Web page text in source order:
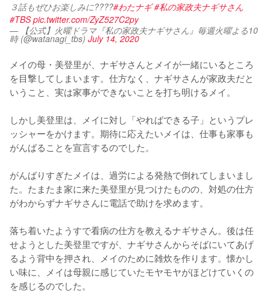
３話もぜひお楽しみに????#わたナギ #私の家政夫ナギサさん
#TBS pic.twitter.com/ZyZ527C2py
— 【公式】火曜ドラマ『私の家政夫ナギサさん』毎週火曜よる10
時 (@watanagi_tbs) July 14, 2020
メイの母・美登里が、ナギサさんとメイが一緒にいるところ
を目撃してしまいます。仕方なく、ナギサさんが家政夫だと
いうこと、実は家事ができないことを打ち明けるメイ。
しかし美登里は、メイに対し「やればできる子」というプレ
ッシャーをかけます。期待に応えたいメイは、仕事も家事も
がんばることを宣言するのでした。
がんばりすぎたメイは、過労による発熱で倒れてしまいまし
た。たまたま家に来た美登里が見つけたものの、対処の仕方
がわからずナギサさんに電話で助けを求めます。
落ち着いたようすで看病の仕方を教えるナギサさん。後は任
せようとした美登里ですが、ナギサさんからそばにいてあげ
るよう背中を押され、メイのために雑炊を作ります。懐かし
い味に、メイは母親に感じていたモヤモヤがほどけていくの
を感じるのでした。